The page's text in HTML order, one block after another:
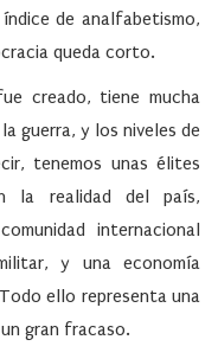
de analfabetismo,
queda corto.
creado, tiene mucha
guerra, y los niveles de
tenemos unas élites
la realidad del país,
internacional
y una economía
ello representa una
gran fracaso.